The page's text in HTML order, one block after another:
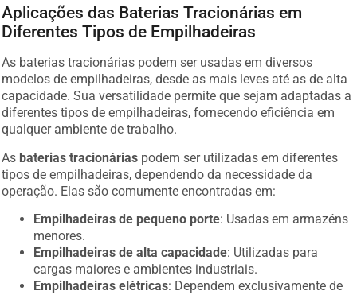
Aplicações das Baterias Tracionárias em
Diferentes Tipos de Empilhadeiras
As baterias tracionárias podem ser usadas em diversos
modelos de empilhadeiras, desde as mais leves até as de alta
capacidade. Sua versatilidade permite que sejam adaptadas a
diferentes tipos de empilhadeiras, fornecendo eficiência em
qualquer ambiente de trabalho.
As baterias tracionárias podem ser utilizadas em diferentes
tipos de empilhadeiras, dependendo da necessidade da
operação. Elas são comumente encontradas em:
Empilhadeiras de pequeno porte: Usadas em armazéns
menores.
Empilhadeiras de alta capacidade: Utilizadas para
cargas maiores e ambientes industriais.
Empilhadeiras elétricas: Dependem exclusivamente de